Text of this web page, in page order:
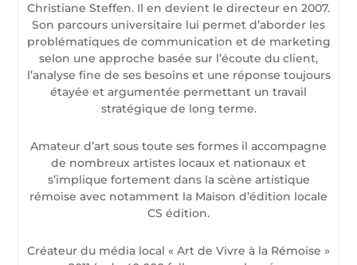
Christiane Steffen. Il en devient le directeur en 2007.
Son parcours universitaire lui permet d’aborder les
problématiques de communication et de marketing
selon une approche basée sur l’écoute du client,
l’analyse fine de ses besoins et une réponse toujours
étayée et argumentée permettant un travail
stratégique de long terme.
Amateur d’art sous toute ses formes il accompagne
de nombreux artistes locaux et nationaux et
s’implique fortement dans la scène artistique
rémoise avec notamment la Maison d’édition locale
CS édition.
Créateur du média local « Art de Vivre à la Rémoise »